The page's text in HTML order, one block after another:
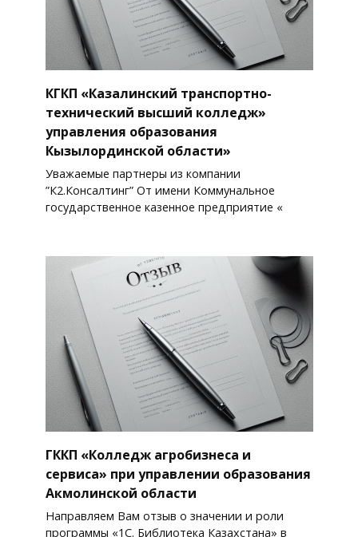
КГКП «Казалинский транспортно-
технический высший колледж»
управления образования
Кызылординской области»
Уважаемые партнеры из компании
”К2.Консалтинг” От имени Коммунальное
государственное казенное предприятие «
ГККП «Колледж агробизнеса и
сервиса» при управлении образования
Акмолинской области
Направляем Вам отзыв о значении и роли
программы «1С. Библиотека Казахстана» в